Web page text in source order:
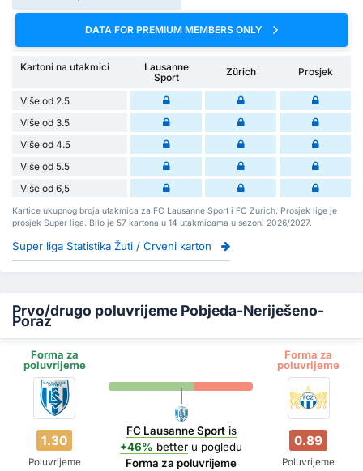
DATA FOR PREMIUM MEMBERS ONLY
Kartoni na utakmici
Lausanne
Sport
Zürich Prosjek
Više od 2.5
Više od 3.5
Više od 4.5
Više od 5.5
Više od 6,5
Kartice ukupnog broja utakmica za FC Lausanne Sport i FC Zurich. Prosjek lige je
prosjek Super liga. Bilo je 57 kartona u 14 utakmicama u sezoni 2026/2027.
Super liga Statistika Žuti / Crveni karton
Prvo/drugo poluvrijeme Pobjeda-Neriješeno-
Poraz
Forma za
poluvrijeme
Forma za
poluvrijeme
1.30
Poluvrijeme
FC Lausanne Sportis
+46% better u pogledu
Forma za poluvrijeme
0.89
Poluvrijeme